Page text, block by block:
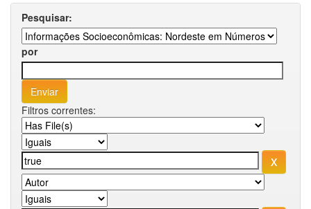
Pesquisar:
por
Filtros correntes: